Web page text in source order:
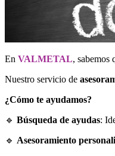
En VALMETAL, sabemos
Nuestro servicio de
¿Cómo te ayudamos?
🔹 Búsqueda de ayudas:
🔹 Asesoramiento